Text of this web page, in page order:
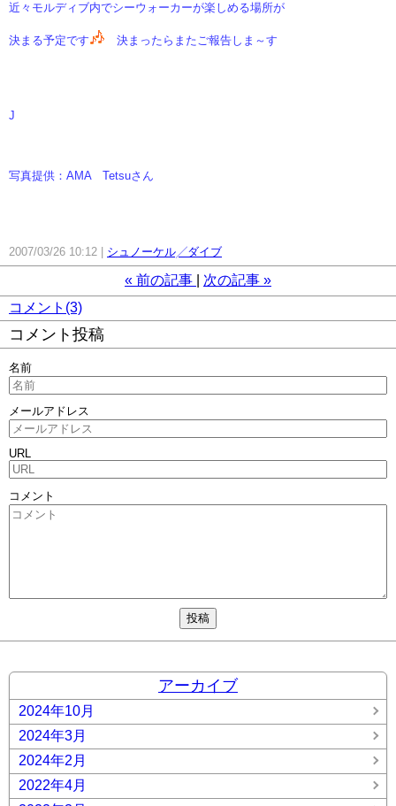
近々モルディブ内でシーウォーカーが楽しめる場所が
決まる予定です 決まったらまたご報告しま～す
J
写真提供：AMA Tetsuさん
2007/03/26 10:12 シュノーケル╱ダイブ
« 前の記事 次の記事 »
コメント(3)
コメント投稿
名前
メールアドレス
URL
コメント
アーカイブ
2024年10月
2024年3月
2024年2月
2022年4月